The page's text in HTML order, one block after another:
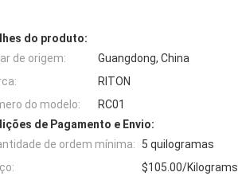
do produto:
de origem:
Guangdong, China
RITON
do modelo:
RC01
de Pagamento e Envio:
de ordem mínima:
5 quilogramas
$105.00/Kilograms